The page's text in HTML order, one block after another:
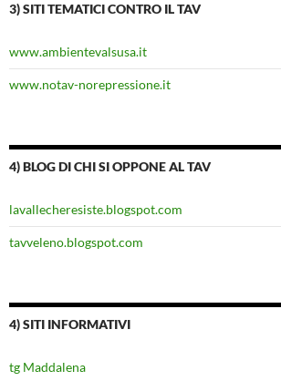
3) SITI TEMATICI CONTRO IL TAV
www.ambientevalsusa.it
www.notav-norepressione.it
4) BLOG DI CHI SI OPPONE AL TAV
lavallecheresiste.blogspot.com
tavveleno.blogspot.com
4) SITI INFORMATIVI
tg Maddalena